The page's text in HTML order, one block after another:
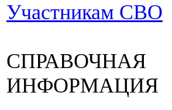
Участникам СВО
СПРАВОЧНАЯ
ИНФОРМАЦИЯ